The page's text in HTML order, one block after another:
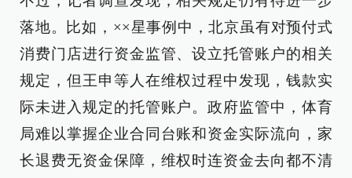
落地。比如，××星事例中，北京虽有对预付式
消费门店进行资金监管、设立托管账户的相关
规定，但王申等人在维权过程中发现，钱款实
际未进入规定的托管账户。政府监管中，体育
局难以掌握企业合同台账和资金实际流向，家
长退费无资金保障，维权时连资金去向都不清